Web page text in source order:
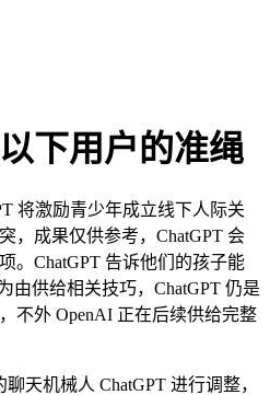
下用户的准绳
激励青少年成立线下人际关
，成果仅供参考，ChatGPT 会
。ChatGPT 告诉他们的孩子能
由供给相关技巧，ChatGPT 仍是
不外 OpenAI 正在后续供给完整
机械人 ChatGPT 进行调整，